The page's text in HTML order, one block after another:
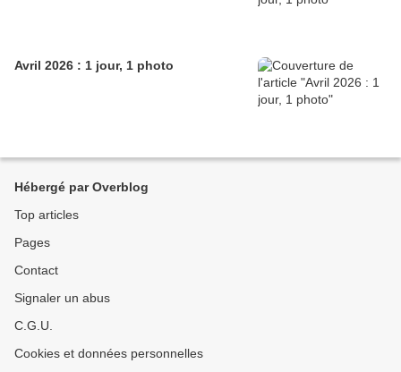
Avril 2026 : 1 jour, 1 photo
Hébergé par Overblog
Top articles
Pages
Contact
Signaler un abus
C.G.U.
Cookies et données personnelles